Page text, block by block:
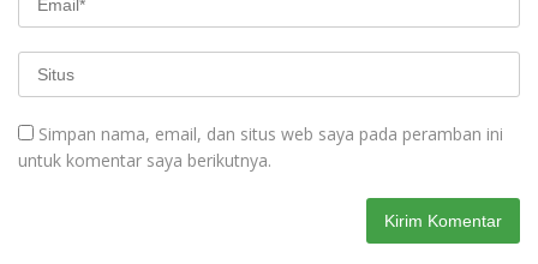
Simpan nama, email, dan situs web saya pada peramban ini
untuk komentar saya berikutnya.